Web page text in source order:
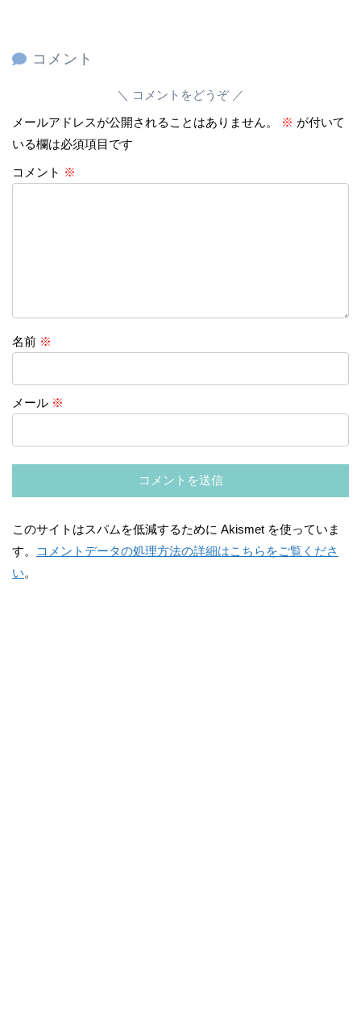
コメント
コメントをどうぞ
メールアドレスが公開されることはありません。 ※ が付いて
いる欄は必須項目です
コメント ※
名前 ※
メール ※
このサイトはスパムを低減するために Akismet を使っていま
す。
コメントデータの処理方法の詳細はこちらをご覧くださ
い。